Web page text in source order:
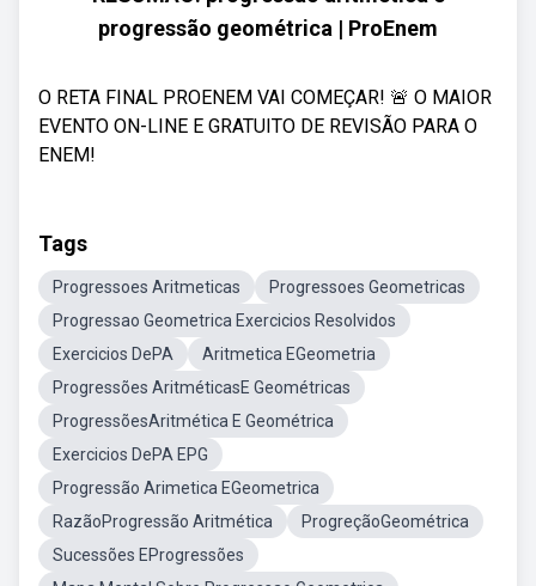
progressão geométrica | ProEnem
O RETA FINAL PROENEM VAI COMEÇAR! 🚨 O MAIOR
EVENTO ON-LINE E GRATUITO DE REVISÃO PARA O
ENEM!
Tags
Progressoes Aritmeticas
Progressoes Geometricas
Progressao Geometrica Exercicios Resolvidos
Exercicios DePA
Aritmetica EGeometria
Progressões AritméticasE Geométricas
ProgressõesAritmética E Geométrica
Exercicios DePA EPG
Progressão Arimetica EGeometrica
RazãoProgressão Aritmética
ProgreçãoGeométrica
Sucessões EProgressões